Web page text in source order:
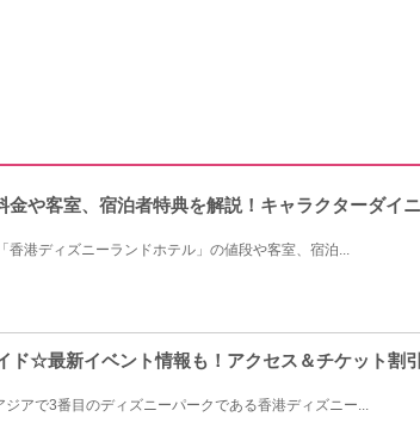
や客室、宿泊者特典を解説！キャラクターダイ
港ディズニーランドホテル」の値段や客室、宿泊...
ド☆最新イベント情報も！アクセス＆チケット割
アで3番目のディズニーパークである香港ディズニー...